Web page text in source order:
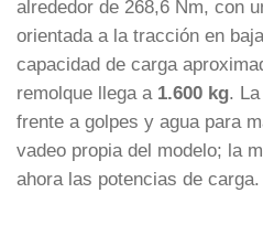
alrededor de 268,6 Nm, con
orientada a la tracción en
capacidad de carga
remolque llega a 1.600 kg.
frente a golpes y agua para
vadeo propia del modelo; la
ahora las potencias de carga.